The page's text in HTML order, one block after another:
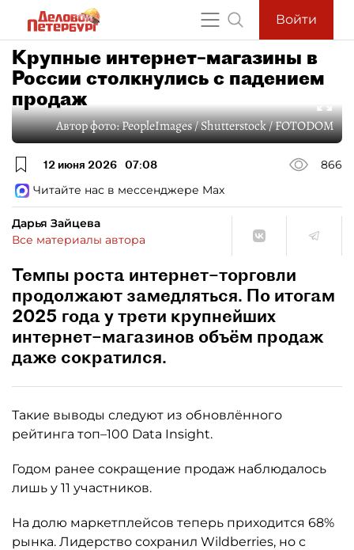
Войти
Крупные интернет–магазины в
России столкнулись с падением
продаж
Автор фото:PeopleImages / Shutterstock / FOTODOM
12 июня 2026 07:08
866
Читайте нас в мессенджере Max
Дарья Зайцева
Все материалы автора
Темпы роста интернет–торговли
продолжают замедляться. По итогам
2025 года у трети крупнейших
интернет–магазинов объём продаж
даже сократился.
Такие выводы следуют из обновлённого
рейтинга топ–100 Data Insight.
Годом ранее сокращение продаж наблюдалось
лишь у 11 участников.
На долю маркетплейсов теперь приходится 68%
рынка. Лидерство сохранил Wildberries, но с